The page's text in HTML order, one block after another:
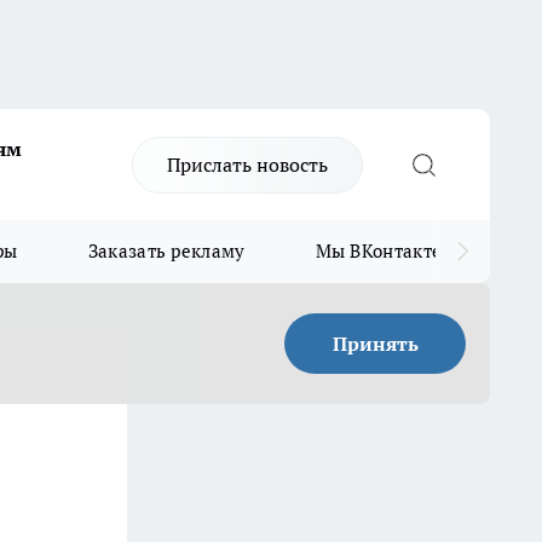
Прислать новость
Заказать рекламу Мы ВКонтакте
Принять